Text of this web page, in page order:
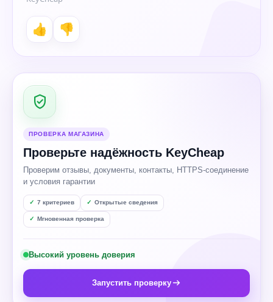
👍 👎
ПРОВЕРКА МАГАЗИНА
Проверьте надёжность KeyCheap
Проверим отзывы, документы, контакты, HTTPS-соединение
и условия гарантии
7 критериев Открытые сведения
Мгновенная проверка
Высокий уровень доверия
Запустить проверку